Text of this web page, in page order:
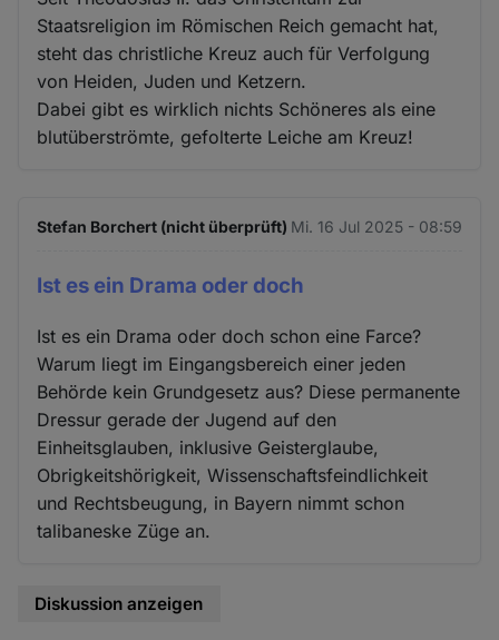
Staatsreligion im Römischen Reich gemacht hat,
steht das christliche Kreuz auch für Verfolgung
von Heiden, Juden und Ketzern.
Dabei gibt es wirklich nichts Schöneres als eine
blutüberströmte, gefolterte Leiche am Kreuz!
Stefan Borchert (nicht überprüft) Mi. 16 Jul 2025 - 08:59
Ist es ein Drama oder doch
Ist es ein Drama oder doch schon eine Farce?
Warum liegt im Eingangsbereich einer jeden
Behörde kein Grundgesetz aus? Diese permanente
Dressur gerade der Jugend auf den
Einheitsglauben, inklusive Geisterglaube,
Obrigkeitshörigkeit, Wissenschaftsfeindlichkeit
und Rechtsbeugung, in Bayern nimmt schon
talibaneske Züge an.
Diskussion anzeigen